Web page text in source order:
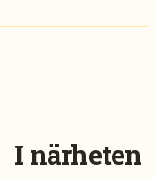
I närheten